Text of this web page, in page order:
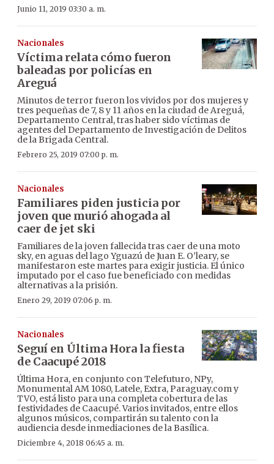
Junio 11, 2019 03:30 a. m.
Nacionales
Víctima relata cómo fueron
baleadas por policías en
Areguá
Minutos de terror fueron los vividos por dos mujeres y
tres pequeñas de 7, 8 y 11 años en la ciudad de Areguá,
Departamento Central, tras haber sido víctimas de
agentes del Departamento de Investigación de Delitos
de la Brigada Central.
Febrero 25, 2019 07:00 p. m.
Nacionales
Familiares piden justicia por
joven que murió ahogada al
caer de jet ski
Familiares de la joven fallecida tras caer de una moto
sky, en aguas del lago Yguazú de Juan E. O’leary, se
manifestaron este martes para exigir justicia. El único
imputado por el caso fue beneficiado con medidas
alternativas a la prisión.
Enero 29, 2019 07:06 p. m.
Nacionales
Seguí en Última Hora la fiesta
de Caacupé 2018
Última Hora, en conjunto con Telefuturo, NPy,
Monumental AM 1080, Latele, Extra, Paraguay.com y
TVO, está listo para una completa cobertura de las
festividades de Caacupé. Varios invitados, entre ellos
algunos músicos, compartirán su talento con la
audiencia desde inmediaciones de la Basílica.
Diciembre 4, 2018 06:45 a. m.